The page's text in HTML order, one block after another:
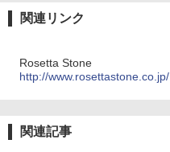
関連リンク
Rosetta Stone
http://www.rosettastone.co.jp/
関連記事